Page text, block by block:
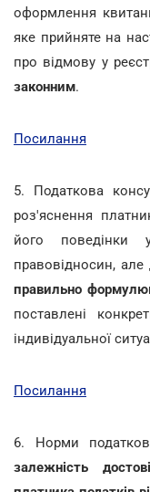
оформлення
яке прийняте на
про відмову у
законним.
Посилання
5. Податкова
роз'яснення
його поведінки
правовідносин, але
правильно
поставлені
індивідуальної
Посилання
6. Норми
залежність